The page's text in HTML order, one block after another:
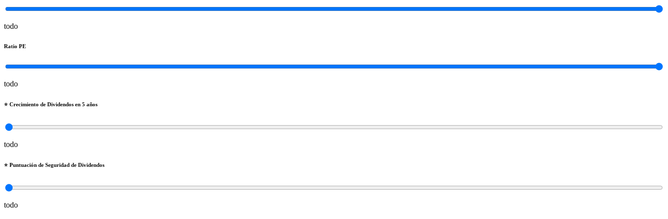
todo
Ratio PE
todo
⭐️ Crecimiento de Dividendos en 5 años
todo
⭐️ Puntuación de Seguridad de Dividendos
todo